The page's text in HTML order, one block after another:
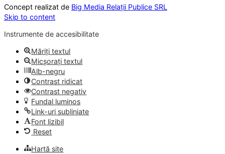
Concept realizat de Big Media Relații Publice SRL
Skip to content
Instrumente de accesibilitate
Măriți textul
Micșorați textul
Alb-negru
Contrast ridicat
Contrast negativ
Fundal luminos
Link-uri subliniate
Font lizibil
Reset
Hartă site